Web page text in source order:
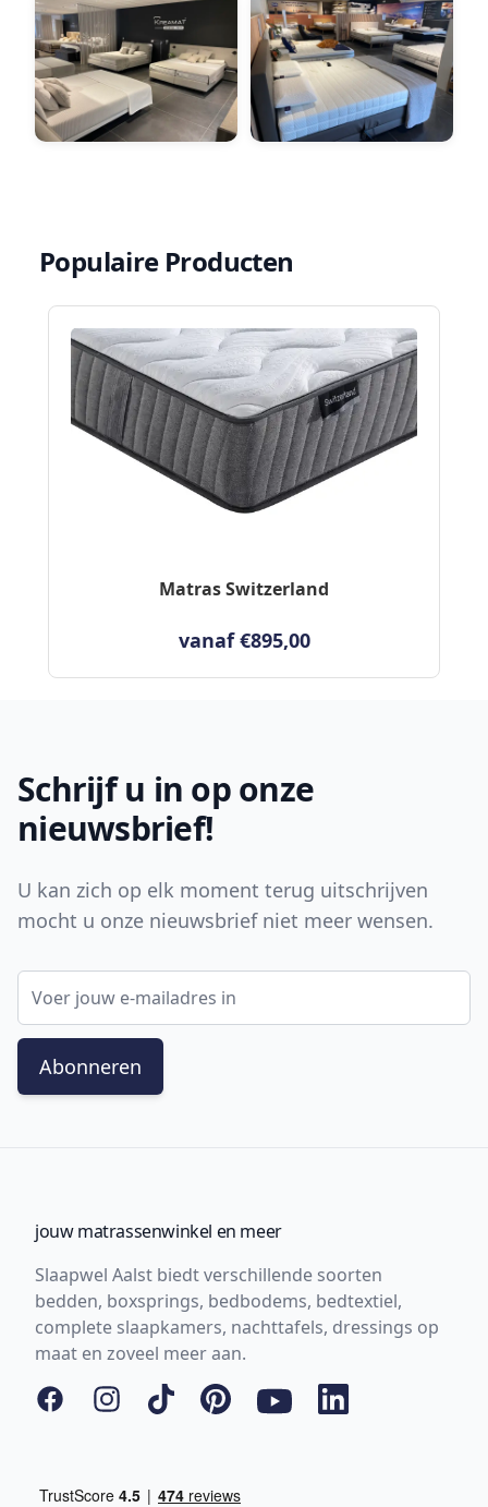
Populaire Producten
Matras Switzerland
vanaf €895,00
Schrijf u in op onze
nieuwsbrief!
U kan zich op elk moment terug uitschrijven
mocht u onze nieuwsbrief niet meer wensen.
E-mail adres
Abonneren
jouw matrassenwinkel en meer
Slaapwel Aalst biedt verschillende soorten
bedden, boxsprings, bedbodems, bedtextiel,
complete slaapkamers, nachttafels, dressings op
maat en zoveel meer aan.
FacebookInstagram
Tiktok PinterestYouTubeLinkedIn